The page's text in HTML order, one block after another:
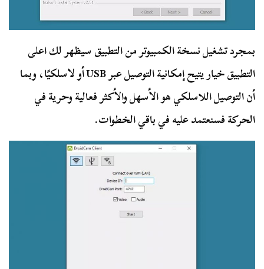
بمجرد تشغيل نسخة الكمبيوتر من التطبيق سيظهر لك اعلى
التطبيق خيار يتيح إمكانية التوصيل عبر USB أو لاسلكيًا، وبما
أن التوصيل اللاسلكي هو الأسهل والأكثر فعالية وحرية في
الحركة فسنعتمد عليه في باقي الخطوات.